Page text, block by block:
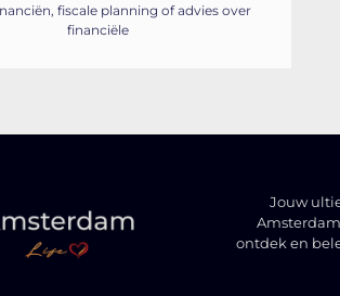
fiscale planning of advies over
financiële
Jouw
ontdek en